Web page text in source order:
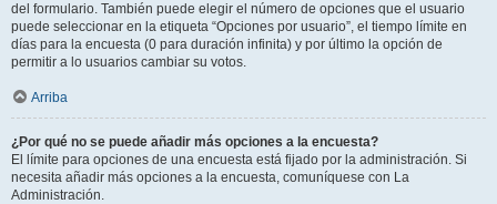
del formulario. También puede elegir el número de opciones que el usuario
puede seleccionar en la etiqueta “Opciones por usuario”, el tiempo límite en
días para la encuesta (0 para duración infinita) y por último la opción de
permitir a lo usuarios cambiar su votos.
Arriba
¿Por qué no se puede añadir más opciones a la encuesta?
El límite para opciones de una encuesta está fijado por la administración. Si
necesita añadir más opciones a la encuesta, comuníquese con La
Administración.